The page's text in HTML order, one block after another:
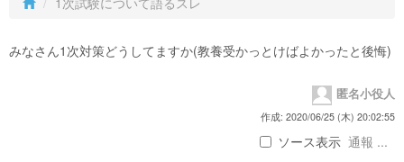
みなさん1次対策どうしてますか(教養受かっとけばよかったと後悔)
匿名小役人
作成: 2020/06/25 (木) 20:02:55
ソース表示 通報 ...